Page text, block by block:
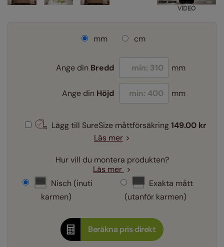
VIDEO
mm cm
Ange din Bredd mm
Ange din Höjd mm
Lägg till SureSize måttförsäkring 149.00 kr
Läs mer
Hur vill du montera produkten?
Läs mer
Nisch (inuti
karmen)
Exakta mått
(utanför karmen)
Beräkna pris direkt